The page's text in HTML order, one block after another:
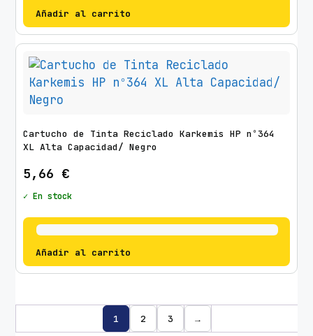
Añadir al carrito
Cartucho de Tinta Reciclado Karkemis HP nº364
XL Alta Capacidad/ Negro
5,66 €
✓ En stock
Añadir al carrito
1 2 3 →